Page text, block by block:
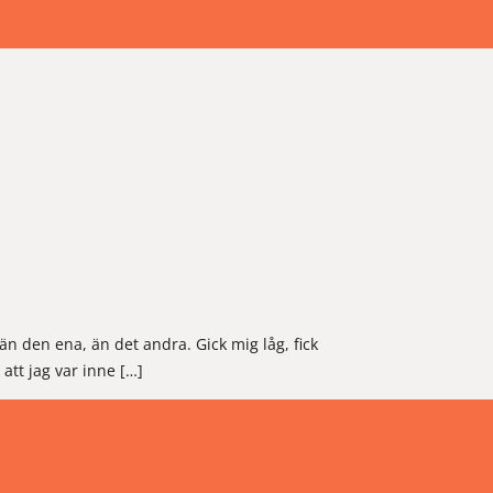
den ena, än det andra. Gick mig låg, fick
att jag var inne […]